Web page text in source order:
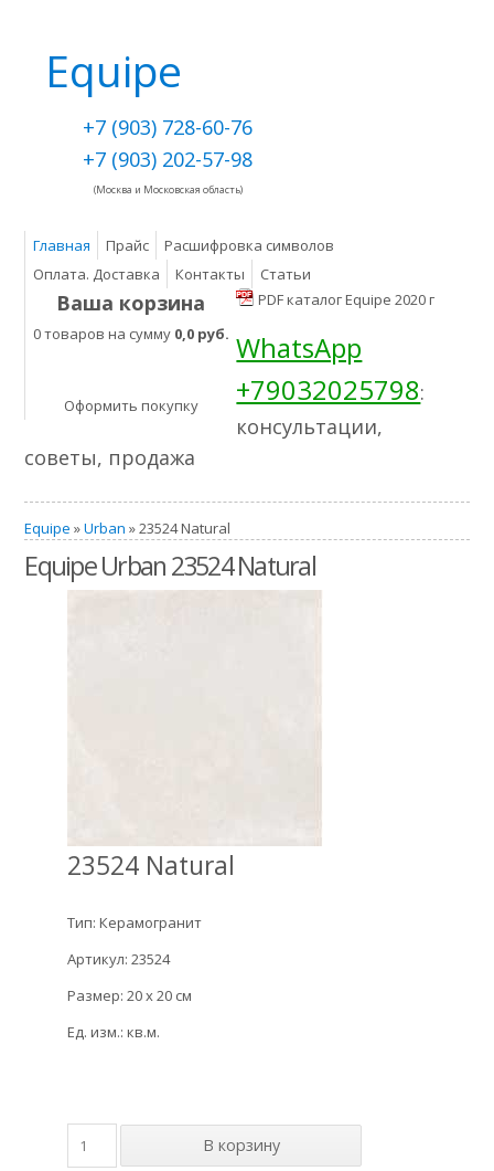
Equipe
+7 (903) 728-60-76
+7 (903) 202-57-98
(Москва и Московская область)
Главная Прайс
Расшифровка символов
Оплата. Доставка
Контакты Статьи
Ваша корзина
0 товаров на сумму 0,0 руб.
Оформить покупку
PDF каталог Equipe 2020 г
WhatsApp
+79032025798:
консультации,
советы, продажа
Equipe »Urban » 23524 Natural
Equipe Urban 23524 Natural
23524 Natural
Тип: Керамогранит
Артикул: 23524
Размер: 20 x 20 см
Ед. изм.: кв.м.